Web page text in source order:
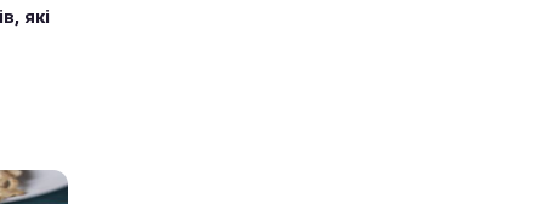
які